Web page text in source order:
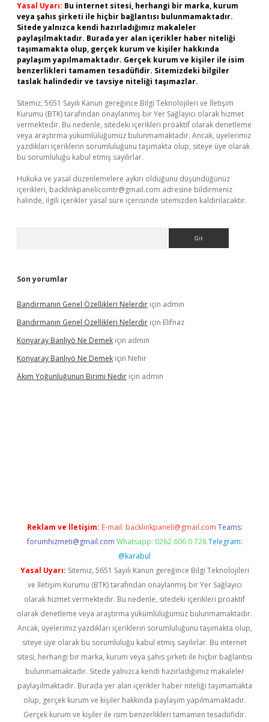
Yasal Uyarı: Bu internet sitesi, herhangi bir marka, kurum
veya şahıs şirketi ile hiçbir bağlantısı bulunmamaktadır.
Sitede yalnızca kendi hazırladığımız makaleler
paylaşılmaktadır. Burada yer alan içerikler haber niteliği
taşımamakta olup, gerçek kurum ve kişiler hakkında
paylaşım yapılmamaktadır. Gerçek kurum ve kişiler ile isim
benzerlikleri tamamen tesadüfidir. Sitemizdeki bilgiler
taslak halindedir ve tavsiye niteliği taşımazlar.
Sitemiz, 5651 Sayılı Kanun gereğince Bilgi Teknolojileri ve İletişim
Kurumu (BTK) tarafından onaylanmış bir Yer Sağlayıcı olarak hizmet
vermektedir. Bu nedenle, sitedeki içerikleri proaktif olarak denetleme
veya araştırma yükümlülüğümüz bulunmamaktadır. Ancak, üyelerimiz
yazdıkları içeriklerin sorumluluğunu taşımakta olup, siteye üye olarak
bu sorumluluğu kabul etmiş sayılırlar.
Hukuka ve yasal düzenlemelere aykırı olduğunu düşündüğünüz
içerikleri, backlinkpanelicomtr@gmail.com adresine bildirmeniz
halinde, ilgili içerikler yasal süre içerisinde sitemizden kaldırılacaktır.
Son yorumlar
Bandırmanın Genel Özellikleri Nelerdir için admin
Bandırmanın Genel Özellikleri Nelerdir için Elifnaz
Konyaray Banliyö Ne Demek için admin
Konyaray Banliyö Ne Demek için Nehir
Akım Yoğunluğunun Birimi Nedir için admin
Reklam ve İletişim: E-mail: backlinkpaneli@gmail.com Teams:
forumhizmeti@gmail.com Whatsapp: 0262 606 0 726 Telegram:
@karabul
Yasal Uyarı: Sitemiz, 5651 Sayılı Kanun gereğince Bilgi Teknolojileri
ve İletişim Kurumu (BTK) tarafından onaylanmış bir Yer Sağlayıcı
olarak hizmet vermektedir. Bu nedenle, sitedeki içerikleri proaktif
olarak denetleme veya araştırma yükümlülüğümüz bulunmamaktadır.
Ancak, üyelerimiz yazdıkları içeriklerin sorumluluğunu taşımakta olup,
siteye üye olarak bu sorumluluğu kabul etmiş sayılırlar. Bu internet
sitesi, herhangi bir marka, kurum veya şahıs şirketi ile hiçbir bağlantısı
bulunmamaktadır. Sitede yalnızca kendi hazırladığımız makaleler
paylaşılmaktadır. Burada yer alan içerikler haber niteliği taşımamakta
olup, gerçek kurum ve kişiler hakkında paylaşım yapılmamaktadır.
Gerçek kurum ve kişiler ile isim benzerlikleri tamamen tesadüfidir.